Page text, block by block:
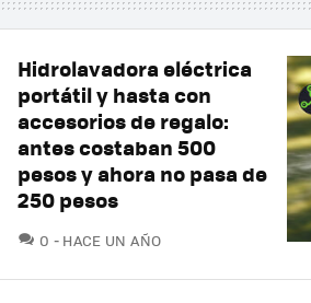
Hidrolavadora eléctrica
portátil y hasta con
accesorios de regalo:
antes costaban 500
pesos y ahora no pasa de
250 pesos
0 COMENTARIOS
HACE UN AÑO